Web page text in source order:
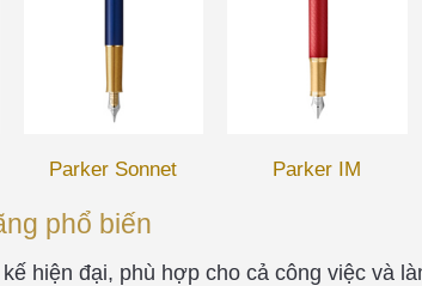
Parker Sonnet Parker IM
phổ biến
hiện đại, phù hợp cho cả công việc và